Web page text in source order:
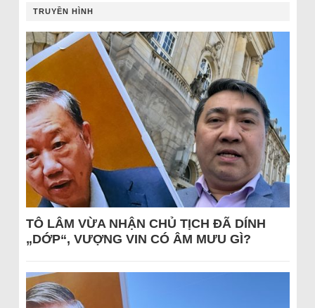
TRUYỀN HÌNH
TÔ LÂM VỪA NHẬN CHỦ TỊCH ĐÃ DÍNH
„DỚP“, VƯỢNG VIN CÓ ÂM MƯU GÌ?